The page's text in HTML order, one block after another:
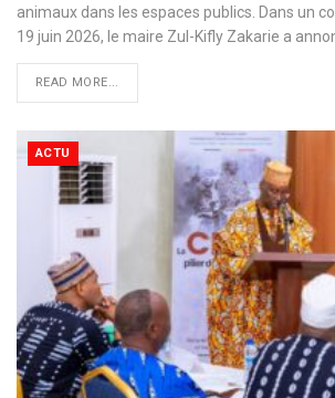
animaux dans les espaces publics. Dans un
19 juin 2026, le maire Zul-Kifly Zakarie a
READ MORE...
ACTU